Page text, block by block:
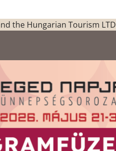
the Hungarian Tourism LTD